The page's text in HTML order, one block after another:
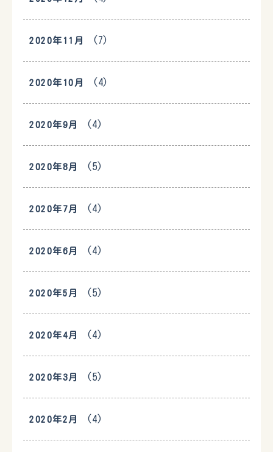
2020年11月 (7)
2020年10月 (4)
2020年9月 (4)
2020年8月 (5)
2020年7月 (4)
2020年6月 (4)
2020年5月 (5)
2020年4月 (4)
2020年3月 (5)
2020年2月 (4)